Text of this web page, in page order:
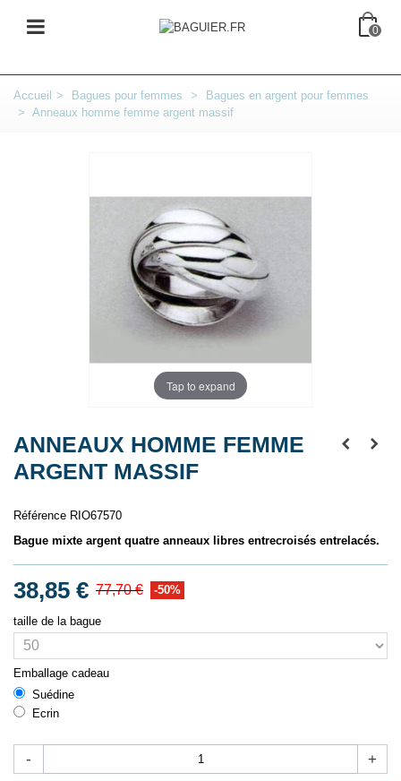
0
Accueil > Bagues pour femmes >
Bagues en argent pour femmes
> Anneaux homme femme argent massif
Tap to expand
ANNEAUX HOMME FEMME
ARGENT MASSIF
Référence RIO67570
Bague mixte argent quatre anneaux libres entrecroisés entrelacés.
38,85 € 77,70 € -50%
taille de la bague
Emballage cadeau
Suédine
Ecrin
- +